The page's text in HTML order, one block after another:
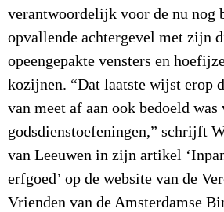
verantwoordelijk voor de nu nog
opvallende achtergevel met zijn
opeengepakte vensters en
kozijnen. “Dat laatste wijst erop
van meet af aan ook bedoeld was
godsdienstoefeningen,” schrijft
van Leeuwen in zijn artikel
erfgoed’ op de website van de
Vrienden van de Amsterdamse